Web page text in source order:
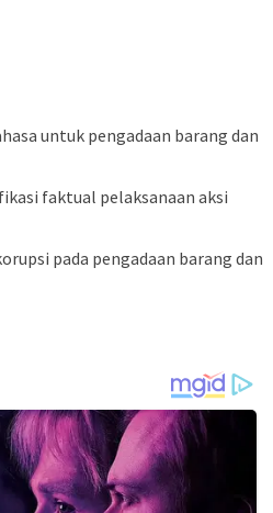
untuk pengadaan barang dan
faktual pelaksanaan aksi
pada pengadaan barang dan